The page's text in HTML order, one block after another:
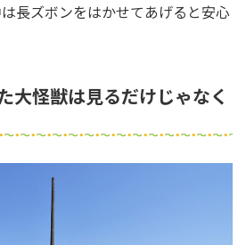
長ズボンをはかせてあげると安心
大怪獣は見るだけじゃなく